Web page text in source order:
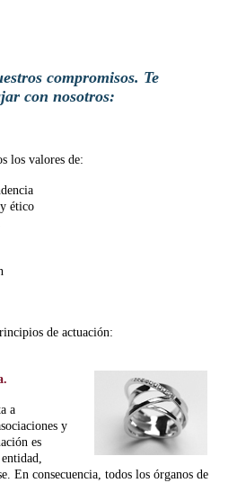
compromisos. Te
con nosotros:
los valores de:
ético
de actuación:
a
y
es
En consecuencia, todos los órganos de